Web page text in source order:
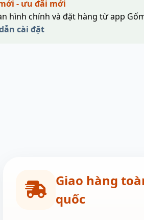
- ưu đãi mới
hình chính và đặt hàng từ app
cài đặt
Giao hàng
quốc